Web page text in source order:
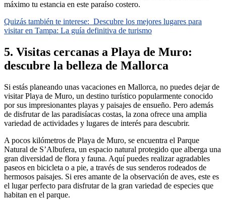
máximo tu estancia en este paraíso costero.
Quizás también te interese: Descubre los mejores lugares para
visitar en Tampa: La guía definitiva de turismo
5. Visitas cercanas a Playa de Muro:
descubre la belleza de Mallorca
Si estás planeando unas vacaciones en Mallorca, no puedes dejar de
visitar Playa de Muro, un destino turístico popularmente conocido
por sus impresionantes playas y paisajes de ensueño. Pero además
de disfrutar de las paradisíacas costas, la zona ofrece una amplia
variedad de actividades y lugares de interés para descubrir.
A pocos kilómetros de Playa de Muro, se encuentra el Parque
Natural de S’Albufera, un espacio natural protegido que alberga una
gran diversidad de flora y fauna. Aquí puedes realizar agradables
paseos en bicicleta o a pie, a través de sus senderos rodeados de
hermosos paisajes. Si eres amante de la observación de aves, este es
el lugar perfecto para disfrutar de la gran variedad de especies que
habitan en el parque.